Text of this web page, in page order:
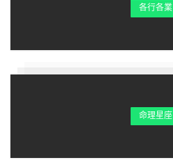
各行各業
命理星座